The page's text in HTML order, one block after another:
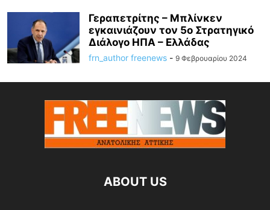
Γεραπετρίτης – Μπλίνκεν
εγκαινιάζουν τον 5ο Στρατηγικό
Διάλογο ΗΠΑ – Ελλάδας
frn_author freenews - 9 Φεβρουαρίου 2024
ABOUT US